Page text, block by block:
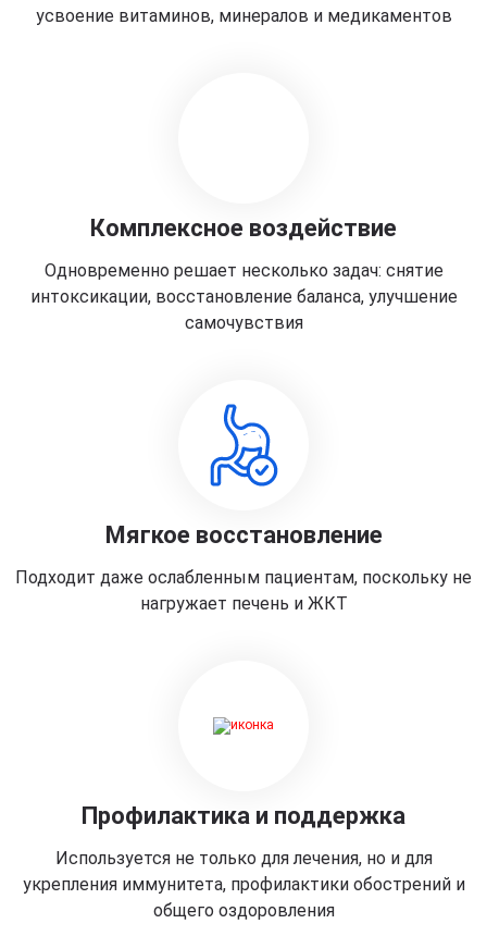
усвоение витаминов, минералов и медикаментов
Комплексное воздействие
Одновременно решает несколько задач: снятие
интоксикации, восстановление баланса, улучшение
самочувствия
Мягкое восстановление
Подходит даже ослабленным пациентам, поскольку не
нагружает печень и ЖКТ
Профилактика и поддержка
Используется не только для лечения, но и для
укрепления иммунитета, профилактики обострений и
общего оздоровления